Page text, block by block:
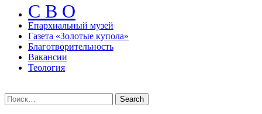
С В О
Епархиальный музeй
Газета «Золотые купола»
Благотворительность
Вакансии
Теология